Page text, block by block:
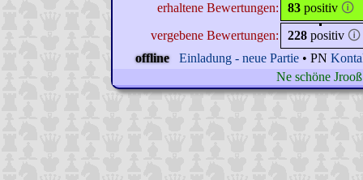
erhaltene Bewertungen:
83 positiv 🛈
vergebene Bewertungen:
228 positiv 🛈
offline
Einladung - neue Partie • PN
Ne schöne